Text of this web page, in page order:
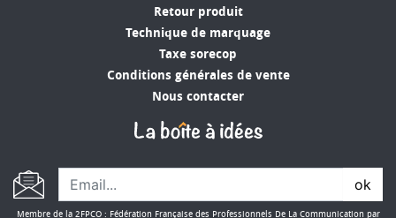
comme votre nom ou votre adresse. Que vous
préfériez un étui sobre et élégant ou un design
plus audacieux, vous pouvez créer un étui de
carte grise adapté à la personnalité de votre
Pourquoi choisir un étui de carte
communication ?
Un étui de carte grise personnalisé est conçu
Retour produit
Technique de marquage
Taxe sorecop
Conditions générales de vente
Nous contacter
ok
Membre de la 2FPCO : Fédération Française des Professionnels De La Communication par